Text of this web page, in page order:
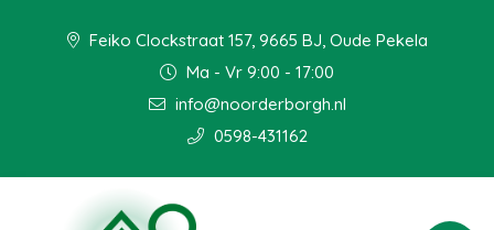
Feiko Clockstraat 157, 9665 BJ, Oude Pekela
Ma - Vr 9:00 - 17:00
info@noorderborgh.nl
0598-431162